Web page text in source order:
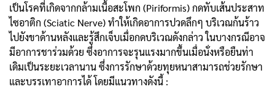
เป็นโรคที่เกิดจากกล้ามเนื้อสะโพก (Piriformis) กดทับเส้นประสาท
ไซอาติก (Sciatic Nerve) ทำให้เกิดอาการปวดลึกๆ บริเวณก้นร้าว
ไปยังขาด้านหลังและรู้สึกเจ็บเมื่อกดบริเวณดังกล่าว ในบางกรณีอาจ
มีอาการชาร่วมด้วย ซึ่งอาการจะรุนแรงมากขึ้นเมื่อนั่งหรือยืนท่า
เดิมเป็นระยะเวลานาน ซึ่งการรักษาด้วยทุยหนาสามารถช่วยรักษา
และบรรเทาอาการได้ โดยมีแนวทางดังนี้ :